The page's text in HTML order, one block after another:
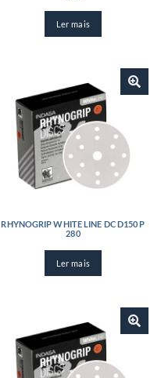
Ler mais
RHYNOGRIP WHITE LINE DC D150 P
280
Ler mais